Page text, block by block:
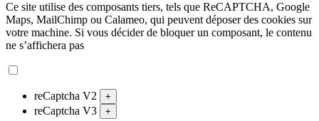
Ce site utilise des composants tiers, tels que ReCAPTCHA, Google
Maps, MailChimp ou Calameo, qui peuvent déposer des cookies sur
votre machine. Si vous décider de bloquer un composant, le contenu
ne s’affichera pas
reCaptcha V2 +
reCaptcha V3 +